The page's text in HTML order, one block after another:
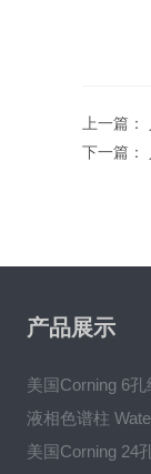
上一篇：
下一篇：
产品展示